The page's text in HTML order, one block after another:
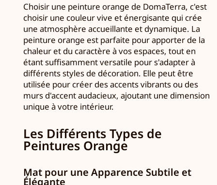
Choisir une peinture orange de DomaTerra, c'est
choisir une couleur vive et énergisante qui crée
une atmosphère accueillante et dynamique. La
peinture orange est parfaite pour apporter de la
chaleur et du caractère à vos espaces, tout en
étant suffisamment versatile pour s'adapter à
différents styles de décoration. Elle peut être
utilisée pour créer des accents vibrants ou des
murs d'accent audacieux, ajoutant une dimension
unique à votre intérieur.
Les Différents Types de
Peintures Orange
Mat pour une Apparence Subtile et
Élégante